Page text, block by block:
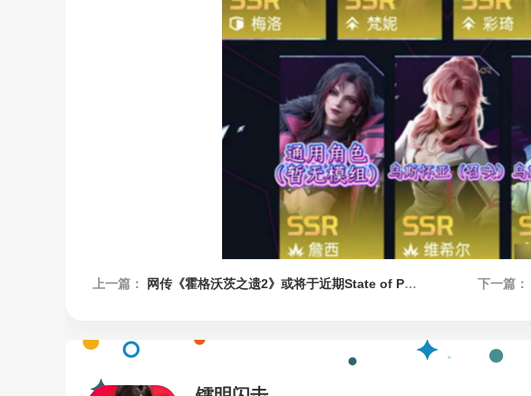
上一篇： 网传《霍格沃茨之遗2》或将于近期State of Play活动上亮相！ 下一篇：